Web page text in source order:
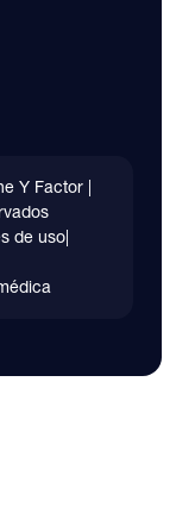
Y Factor |
de uso|